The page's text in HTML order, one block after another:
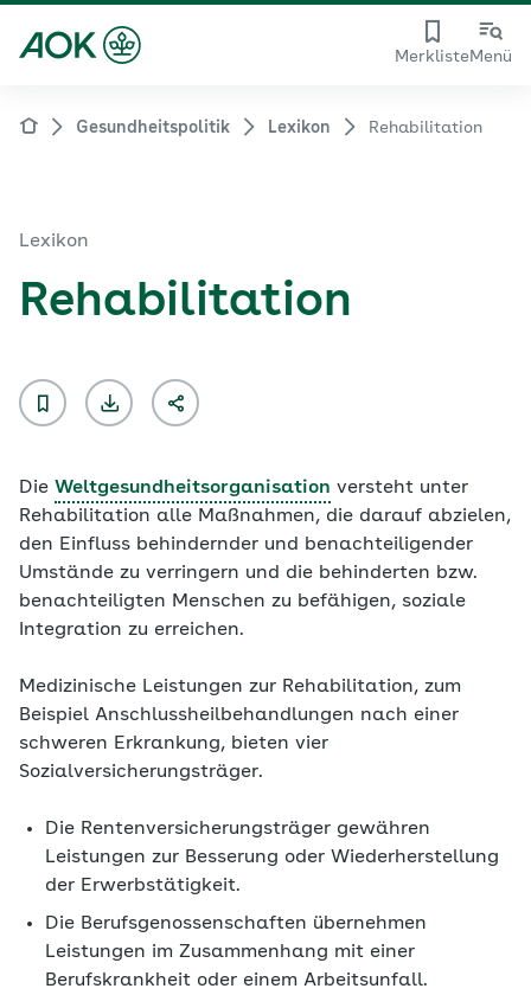
MerklisteMenü
Gesundheitspolitik Lexikon Rehabilitation
Lexikon
Rehabilitation
Die Weltgesundheitsorganisation versteht unter
Rehabilitation alle Maßnahmen, die darauf abzielen,
den Einfluss behindernder und benachteiligender
Umstände zu verringern und die behinderten bzw.
benachteiligten Menschen zu befähigen, soziale
Integration zu erreichen.
Medizinische Leistungen zur Rehabilitation, zum
Beispiel Anschlussheilbehandlungen nach einer
schweren Erkrankung, bieten vier
Sozialversicherungsträger.
Die Rentenversicherungsträger gewähren
Leistungen zur Besserung oder Wiederherstellung
der Erwerbstätigkeit.
Die Berufsgenossenschaften übernehmen
Leistungen im Zusammenhang mit einer
Berufskrankheit oder einem Arbeitsunfall.